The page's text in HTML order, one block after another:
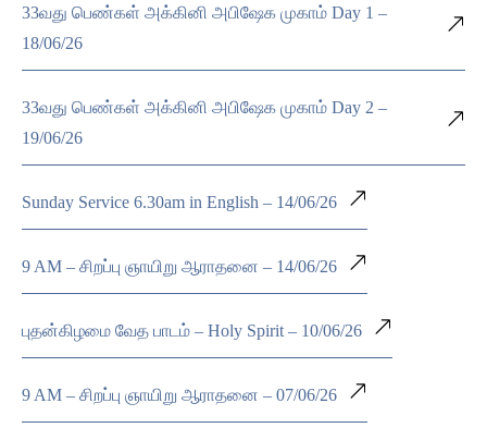
33வது பெண்கள் அக்கினி அபிஷேக முகாம் Day 1 –
18/06/26
33வது பெண்கள் அக்கினி அபிஷேக முகாம் Day 2 –
19/06/26
Sunday Service 6.30am in English – 14/06/26
9 AM – சிறப்பு ஞாயிறு ஆராதனை – 14/06/26
புதன்கிழமை வேத பாடம் – Holy Spirit – 10/06/26
9 AM – சிறப்பு ஞாயிறு ஆராதனை – 07/06/26